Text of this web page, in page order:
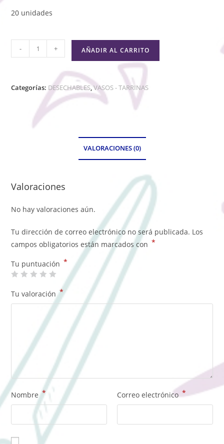
20 unidades
- + AÑADIR AL CARRITO
Categorías: DESECHABLES,VASOS - TARRINAS
VALORACIONES (0)
Valoraciones
No hay valoraciones aún.
Tu dirección de correo electrónico no será publicada. Los
campos obligatorios están marcados con *
Tu puntuación *
Tu valoración*
Nombre* Correo electrónico *